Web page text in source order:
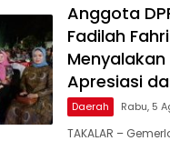
Anggota
Fadilah
Apresiasi
Daerah Rabu, 5
TAKALAR –